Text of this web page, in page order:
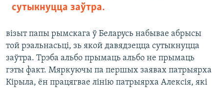
сутыкнуцца заўтра.
візыт папы рымскага ў Беларусь набывае абрысы
той рэальнасьці, зь якой давядзецца сутыкнуцца
заўтра. Трэба альбо прымаць альбо не прымаць
гэты факт. Мяркуючы па першых заявах патрыярха
Кірыла, ён працягвае лінію патрыярха Алексія, які